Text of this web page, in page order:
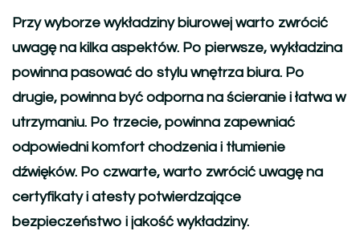
Przy wyborze wykładziny biurowej warto zwrócić
uwagę na kilka aspektów. Po pierwsze, wykładzina
powinna pasować do stylu wnętrza biura. Po
drugie, powinna być odporna na ścieranie i łatwa w
utrzymaniu. Po trzecie, powinna zapewniać
odpowiedni komfort chodzenia i tłumienie
dźwięków. Po czwarte, warto zwrócić uwagę na
certyfikaty i atesty potwierdzające
bezpieczeństwo i jakość wykładziny.